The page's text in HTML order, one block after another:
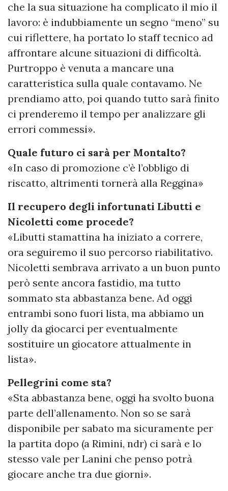
che la sua situazione ha complicato il mio il
lavoro: è indubbiamente un segno “meno” su
cui riflettere, ha portato lo staff tecnico ad
affrontare alcune situazioni di difficoltà.
Purtroppo è venuta a mancare una
caratteristica sulla quale contavamo. Ne
prendiamo atto, poi quando tutto sarà finito
ci prenderemo il tempo per analizzare gli
errori commessi».
Quale futuro ci sarà per Montalto?
«In caso di promozione c’è l’obbligo di
riscatto, altrimenti tornerà alla Reggina»
Il recupero degli infortunati Libutti e
Nicoletti come procede?
«Libutti stamattina ha iniziato a correre,
ora seguiremo il suo percorso riabilitativo.
Nicoletti sembrava arrivato a un buon punto
però sente ancora fastidio, ma tutto
sommato sta abbastanza bene. Ad oggi
entrambi sono fuori lista, ma abbiamo un
jolly da giocarci per eventualmente
sostituire un giocatore attualmente in
lista».
Pellegrini come sta?
«Sta abbastanza bene, oggi ha svolto buona
parte dell’allenamento. Non so se sarà
disponibile per sabato ma sicuramente per
la partita dopo (a Rimini, ndr) ci sarà e lo
stesso vale per Lanini che penso potrà
giocare anche tra due giorni».